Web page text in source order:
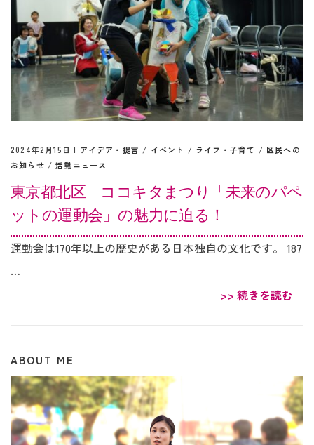
2024年2月15日 | アイデア・提言 / イベント / ライフ・子育て / 区民への
お知らせ /活動ニュース
東京都北区 ココキタまつり「未来のパペ
ットの運動会」の魅力に迫る！
運動会は170年以上の歴史がある日本独自の文化です。 187
…
>> 続きを読む
ABOUT ME